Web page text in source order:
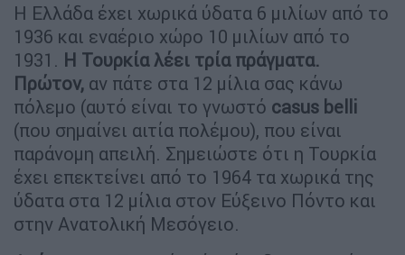
Η Ελλάδα έχει χωρικά ύδατα 6 μιλίων από το
1936 και εναέριο χώρο 10 μιλίων από το
1931. Η Τουρκία λέει τρία πράγματα.
Πρώτον, αν πάτε στα 12 μίλια σας κάνω
πόλεμο (αυτό είναι το γνωστό casus belli
(που σημαίνει αιτία πολέμου), που είναι
παράνομη απειλή. Σημειώστε ότι η Τουρκία
έχει επεκτείνει από το 1964 τα χωρικά της
ύδατα στα 12 μίλια στον Εύξεινο Πόντο και
στην Ανατολική Μεσόγειο.